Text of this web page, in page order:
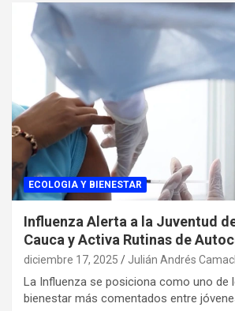
ECOLOGIA Y BIENESTAR
Influenza Alerta a la Juventud
Cauca y Activa Rutinas de
diciembre 17, 2025 Julián Andrés
La Influenza se posiciona como uno de
bienestar más comentados entre